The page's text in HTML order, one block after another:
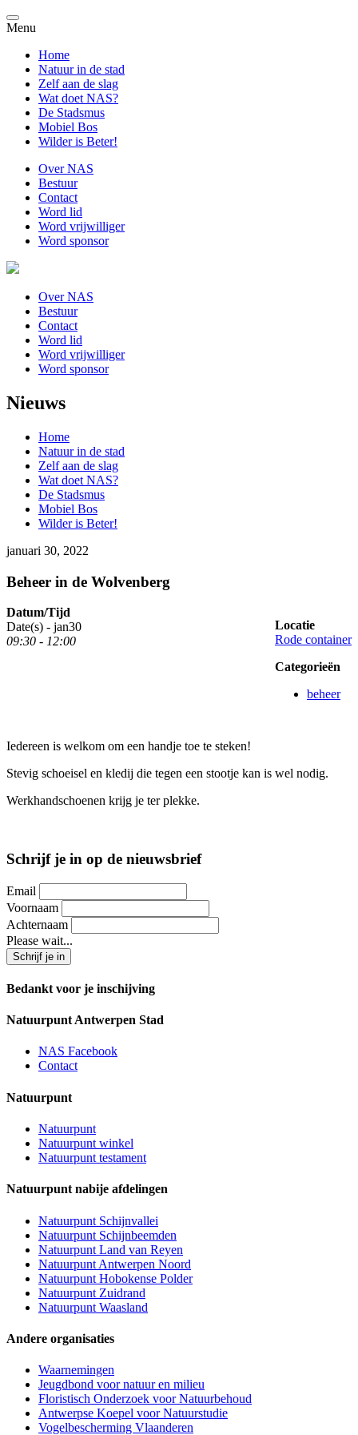
Menu
Home
Natuur in de stad
Zelf aan de slag
Wat doet NAS?
De Stadsmus
Mobiel Bos
Wilder is Beter!
Over NAS
Bestuur
Contact
Word lid
Word vrijwilliger
Word sponsor
Over NAS
Bestuur
Contact
Word lid
Word vrijwilliger
Word sponsor
Nieuws
Home
Natuur in de stad
Zelf aan de slag
Wat doet NAS?
De Stadsmus
Mobiel Bos
Wilder is Beter!
januari 30, 2022
Beheer in de Wolvenberg
Locatie
Rode container
Categorieën
beheer
Datum/Tijd
Date(s) - jan30
09:30 - 12:00
Iedereen is welkom om een handje toe te steken!
Stevig schoeisel en kledij die tegen een stootje kan is wel nodig.
Werkhandschoenen krijg je ter plekke.
Schrijf je in op de nieuwsbrief
Email
Voornaam
Achternaam
Please wait...
Bedankt voor je inschijving
Natuurpunt Antwerpen Stad
NAS Facebook
Contact
Natuurpunt
Natuurpunt
Natuurpunt winkel
Natuurpunt testament
Natuurpunt nabije afdelingen
Natuurpunt Schijnvallei
Natuurpunt Schijnbeemden
Natuurpunt Land van Reyen
Natuurpunt Antwerpen Noord
Natuurpunt Hobokense Polder
Natuurpunt Zuidrand
Natuurpunt Waasland
Andere organisaties
Waarnemingen
Jeugdbond voor natuur en milieu
Floristisch Onderzoek voor Natuurbehoud
Antwerpse Koepel voor Natuurstudie
Vogelbescherming Vlaanderen